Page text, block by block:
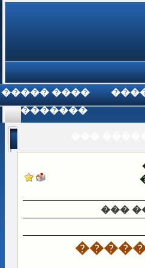
���� �����
���������
���
����